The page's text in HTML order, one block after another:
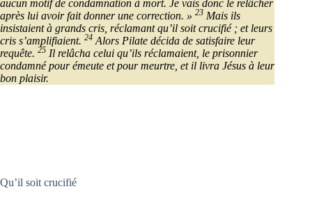
aucun motif de condamnation à mort. Je vais donc le relâcher
après lui avoir fait donner une correction. » 23 Mais ils
insistaient à grands cris, réclamant qu’il soit crucifié ; et leurs
cris s’amplifiaient. 24 Alors Pilate décida de satisfaire leur
requête. 25 Il relâcha celui qu’ils réclamaient, le prisonnier
condamné pour émeute et pour meurtre, et il livra Jésus à leur
bon plaisir.
Qu’il soit crucifié